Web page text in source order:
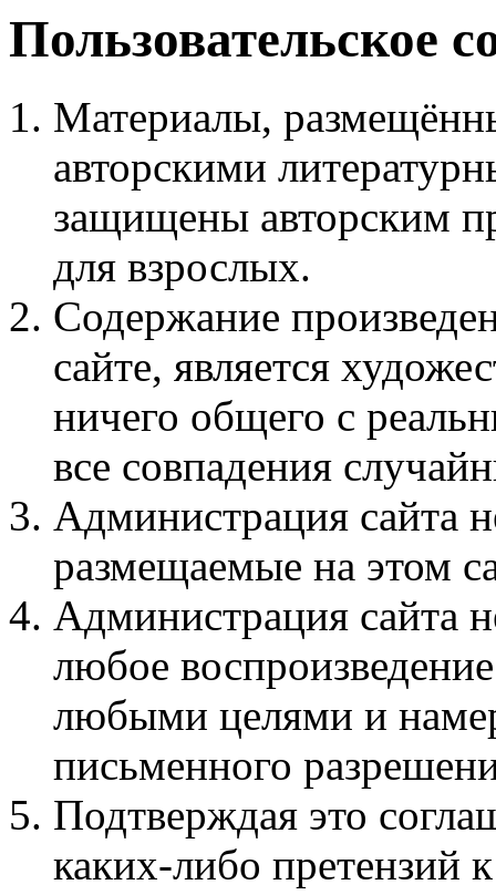
Пользовательское
Материалы,
авторскими
защищены авторским
для взрослых.
Содержание
сайте, является
ничего общего с
все совпадения
Администрация сайта
размещаемые на этом
Администрация сайта
любое
любыми целями и
письменного
Подтверждая это
каких-либо претензий